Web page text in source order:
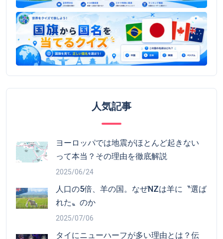
人気記事
ヨーロッパでは地震がほとんど起きない
って本当？その理由を徹底解説
2025/06/24
人口の5倍、羊の国。なぜNZは羊に〝選ば
れた〟のか
2025/07/06
タイにニューハーフが多い理由とは？伝